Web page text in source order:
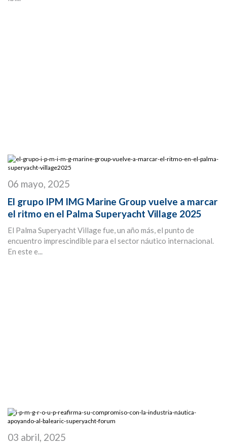
06 mayo, 2025
El grupo IPM IMG Marine Group vuelve a marcar
el ritmo en el Palma Superyacht Village 2025
El Palma Superyacht Village fue, un año más, el punto de
encuentro imprescindible para el sector náutico internacional.
En este e...
03 abril, 2025